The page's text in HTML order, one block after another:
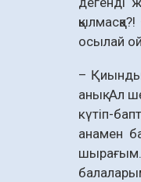
осылай
–
анық. Ал
күтіп-
анамен
шырағым.